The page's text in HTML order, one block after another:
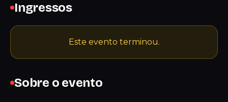
Sobre o evento
Ingressos
Este evento terminou.